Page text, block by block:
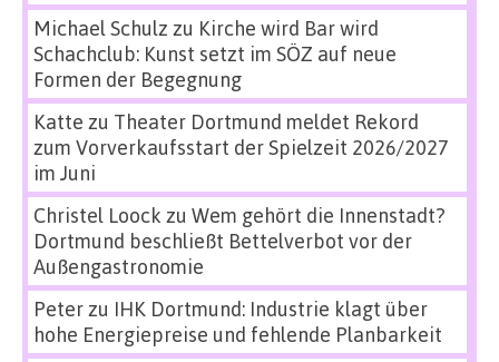
Michael Schulz zu Kirche wird Bar wird
Schachclub: Kunst setzt im SÖZ auf neue
Formen der Begegnung
Katte zu Theater Dortmund meldet Rekord
zum Vorverkaufsstart der Spielzeit 2026/2027
im Juni
Christel Loock zu Wem gehört die Innenstadt?
Dortmund beschließt Bettelverbot vor der
Außengastronomie
Peterzu IHK Dortmund: Industrie klagt über
hohe Energiepreise und fehlende Planbarkeit